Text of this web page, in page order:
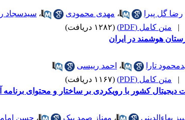
رضا گل پیرا ، مهدی محمودی ، سیدسجاد
| متن کامل (PDF)
(۱۲۸۲ دریافت)
هوشمند در ایران
تارا ، احمد رییسی
| متن کامل (PDF)
(۱۱۶۷ دریافت)
دیجیتال کشور با رویکردی بر ساختار و محتوای
بهاءالدینی ، مهناز صمد بیک ، حسن